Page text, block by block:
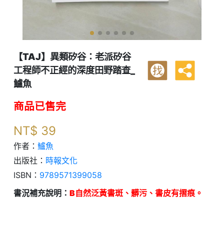
【TAJ】異類矽谷：老派矽谷
工程師不正經的深度田野踏查_
鱸魚
找
商品已售完
NT$ 39
作者： 鱸魚
出版社： 時報文化
ISBN： 9789571399058
書況補充說明： B自然泛黃書斑、髒污、書皮有摺痕。